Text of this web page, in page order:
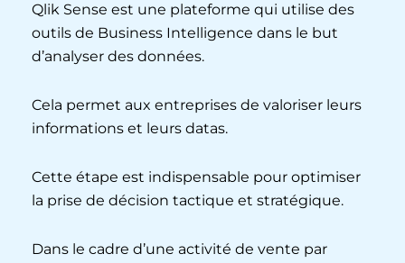
Qlik Sense est une plateforme qui utilise des
outils de Business Intelligence dans le but
d’analyser des données.
Cela permet aux entreprises de valoriser leurs
informations et leurs datas.
Cette étape est indispensable pour optimiser
la prise de décision tactique et stratégique.
Dans le cadre d’une activité de vente par